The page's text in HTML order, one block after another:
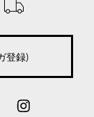
登録)